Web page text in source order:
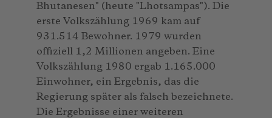
Bhutanesen" (heute "Lhotsampas"). Die
erste Volkszählung 1969 kam auf
931.514 Bewohner. 1979 wurden
offiziell 1,2 Millionen angeben. Eine
Volkszählung 1980 ergab 1.165.000
Einwohner, ein Ergebnis, das die
Regierung später als falsch bezeichnete.
Die Ergebnisse einer weiteren